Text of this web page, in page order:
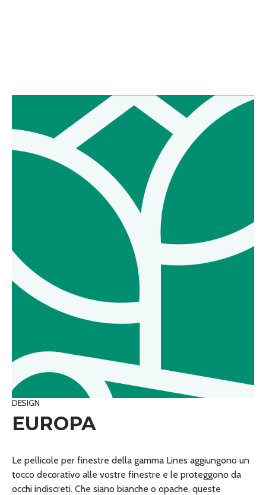
DESIGN
EUROPA
Le pellicole per finestre della gamma Lines aggiungono un
tocco decorativo alle vostre finestre e le proteggono da
occhi indiscreti. Che siano bianche o opache, queste